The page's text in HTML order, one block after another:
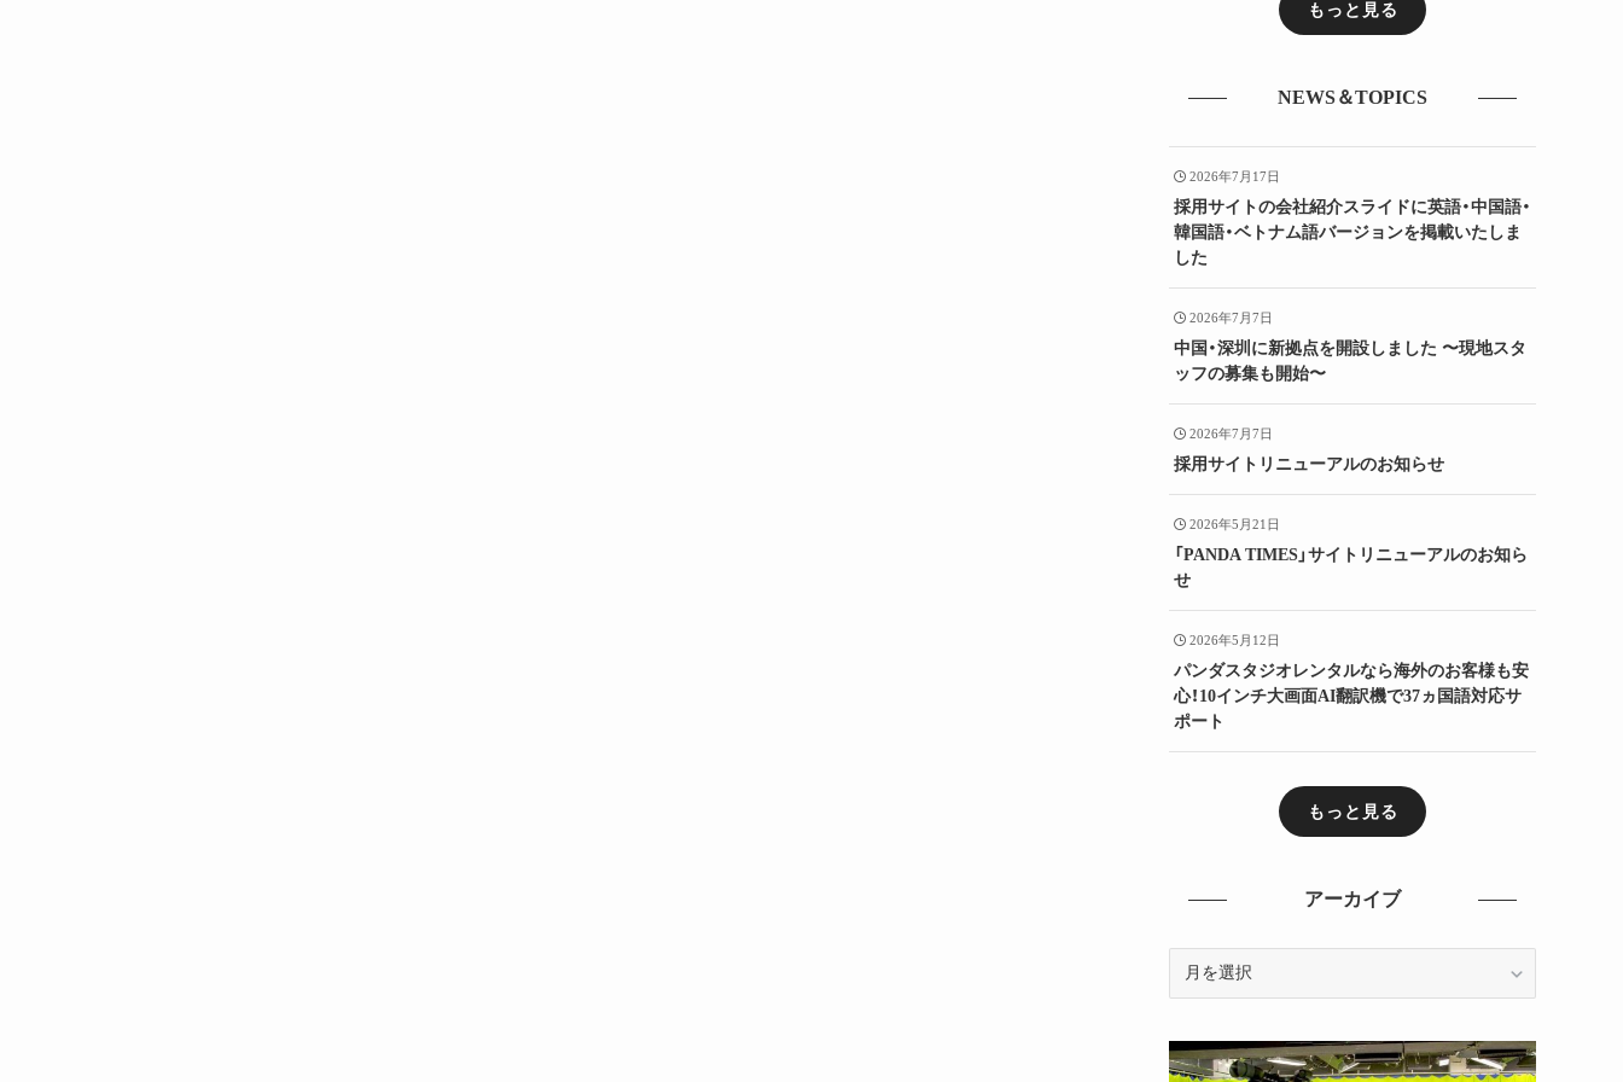
もっと見る
NEWS＆TOPICS
2026年7月17日
採用サイトの会社紹介スライドに英語・中国語・
韓国語・ベトナム語バージョンを掲載いたしま
した
2026年7月7日
中国・深圳に新拠点を開設しました 〜現地スタ
ッフの募集も開始〜
2026年7月7日
採用サイトリニューアルのお知らせ
2026年5月21日
「PANDA TIMES」サイトリニューアルのお知ら
せ
2026年5月12日
パンダスタジオレンタルなら海外のお客様も安
心！10インチ大画面AI翻訳機で37ヵ国語対応サ
ポート
もっと見る
アーカイブ
イ
ブ